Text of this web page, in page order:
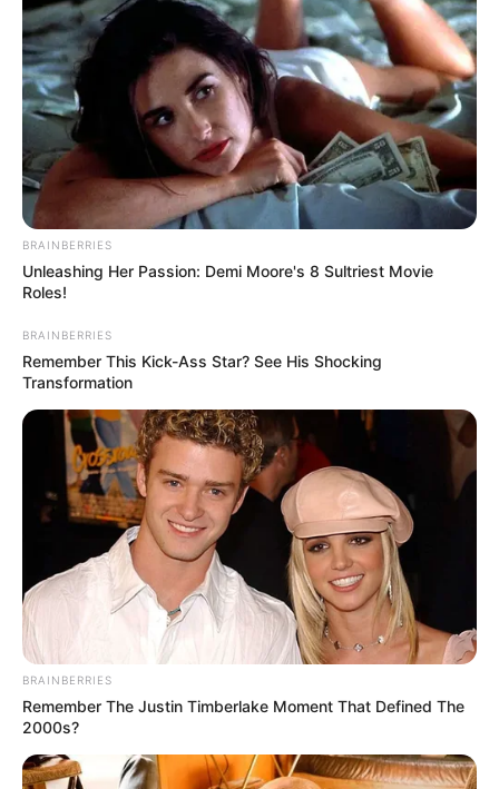
BRAINBERRIES
Unleashing Her Passion: Demi Moore's 8 Sultriest Movie
Roles!
BRAINBERRIES
Remember This Kick-Ass Star? See His Shocking
Transformation
BRAINBERRIES
Remember The Justin Timberlake Moment That Defined The
2000s?